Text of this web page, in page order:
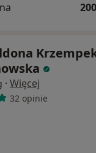
· Więcej
32 opinie